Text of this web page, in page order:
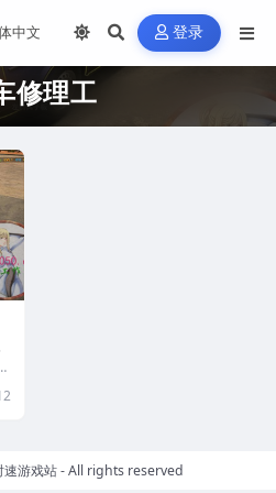
登录
修理工
速游戏站- All rights reserved